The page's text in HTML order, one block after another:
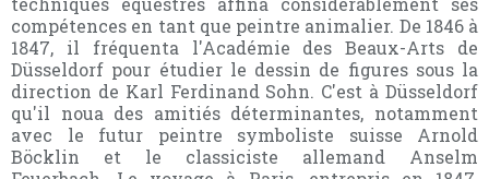
compétences en tant que peintre animalier. De 1846 à
1847, il fréquenta l'Académie des Beaux-Arts de
Düsseldorf pour étudier le dessin de figures sous la
direction de Karl Ferdinand Sohn. C'est à Düsseldorf
qu'il noua des amitiés déterminantes, notamment
avec le futur peintre symboliste suisse Arnold
Böcklin et le classiciste allemand Anselm